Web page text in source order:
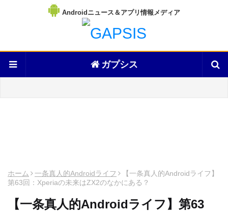
Androidニュース＆アプリ情報メディア
ガプシス
ホーム 一条真人的Androidライフ
【一条真人的Androidライフ】
第63回：Xperiaの未来はZX2のなかにある？
【一条真人的Androidライフ】第63